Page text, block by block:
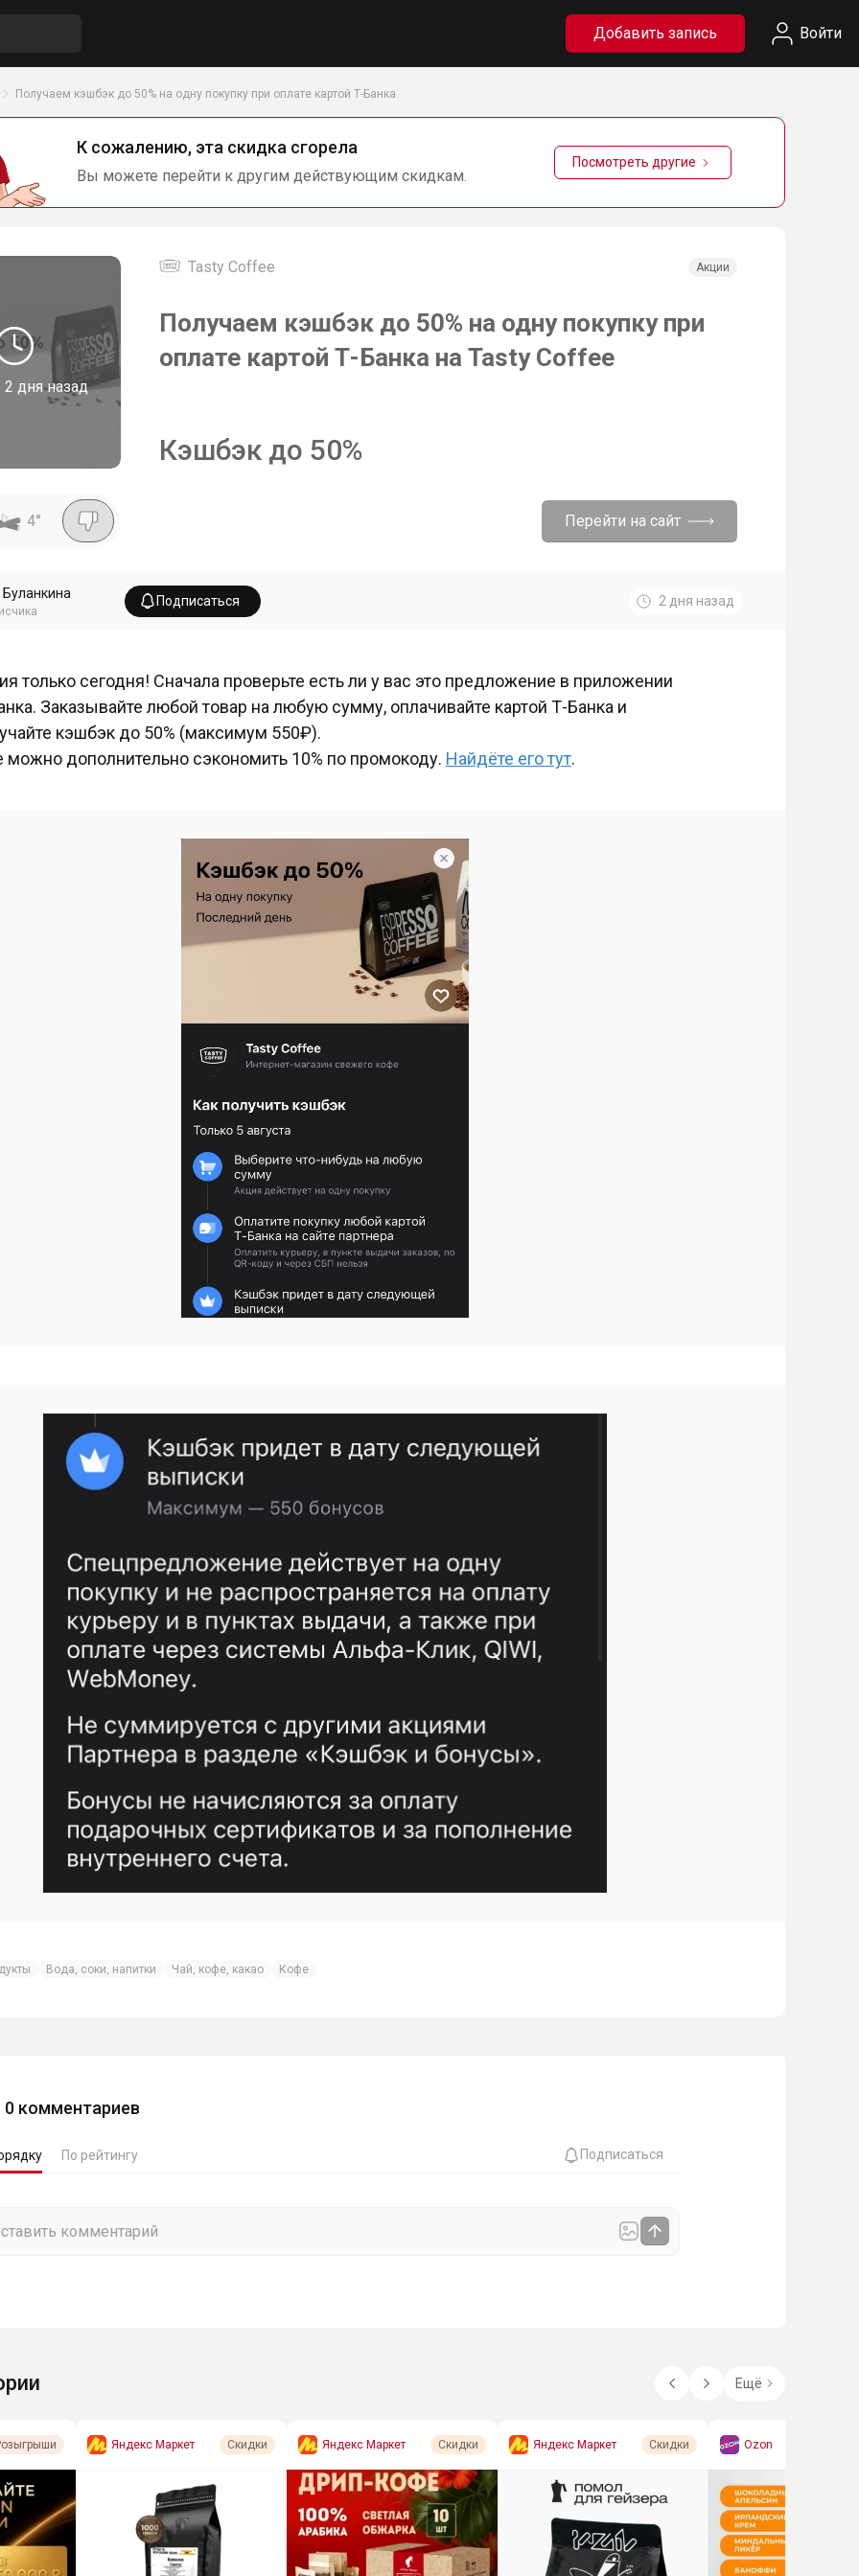
Добавить запись Войти
Получаем кэшбэк до 50% на одну покупку при оплате картой Т-Банка
К сожалению, эта скидка сгорела
Вы можете перейти к другим действующим скидкам.
Посмотреть другие
2 дня назад
Tasty Coffee Акции
Получаем кэшбэк до 50% на одну покупку при
оплате картой Т-Банка на Tasty Coffee
Кэшбэк до 50%
4° Перейти на сайт
Подписаться 2 дня назад
только сегодня! Сначала проверьте есть ли у вас это предложение в приложении
Заказывайте любой товар на любую сумму, оплачивайте картой Т-Банка и
кэшбэк до 50% (максимум 550₽).
дополнительно сэкономить 10% по промокоду. Найдёте его тут.
Вода, соки, напитки Чай, кофе, какао Кофе
0 комментариев
По рейтингу Подписаться
Ещё
Яндекс Маркет Скидки Яндекс Маркет Скидки Яндекс Маркет Скидки Ozon